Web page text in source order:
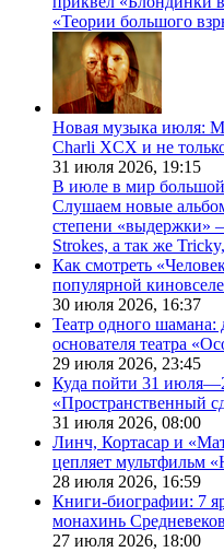
«Теории большого
Новая музыка июля:
Charli XCX и не
31 июля 2026, 19:15
В июле в мир
Слушаем новые
степени «выдержки»
Strokes, а так же
Как смотреть
популярной
30 июля 2026, 16:37
Театр одного шамана:
основателя театра
29 июля 2026, 23:45
Куда пойти 31
«Пространственный
31 июля 2026, 08:00
Линч, Кортасар и
цепляет мультфильм
28 июля 2026, 16:59
Книги-биографии: 7
монахинь
27 июля 2026, 18:00